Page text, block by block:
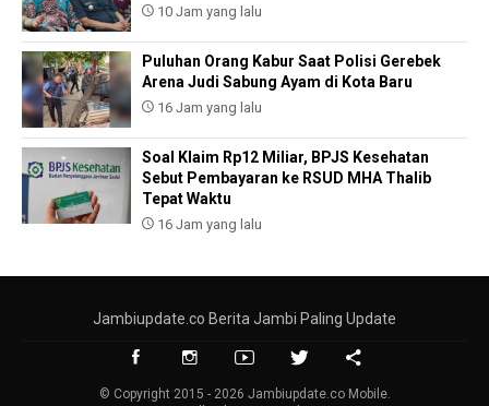
10 Jam yang lalu
Puluhan Orang Kabur Saat Polisi Gerebek
Arena Judi Sabung Ayam di Kota Baru
16 Jam yang lalu
Soal Klaim Rp12 Miliar, BPJS Kesehatan
Sebut Pembayaran ke RSUD MHA Thalib
Tepat Waktu
16 Jam yang lalu
Jambiupdate.co Berita Jambi Paling Update
© Copyright 2015 - 2026 Jambiupdate.co Mobile.